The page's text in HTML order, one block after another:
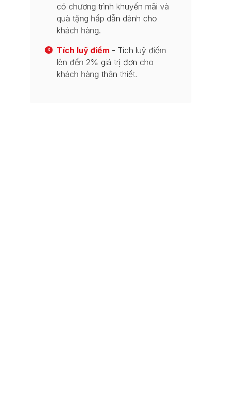
có chương trình khuyến mãi và
quà tặng hấp dẫn dành cho
khách hàng.
3 Tích luỹ điểm - Tích luỹ điểm
lên đến 2% giá trị đơn cho
khách hàng thân thiết.